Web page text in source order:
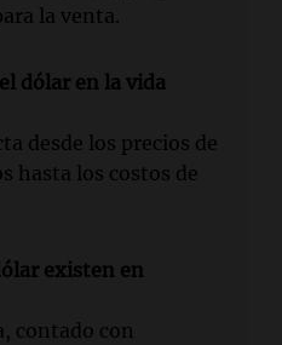
la venta.
dólar en la vida
desde los precios de
hasta los costos de
existen en
contado con